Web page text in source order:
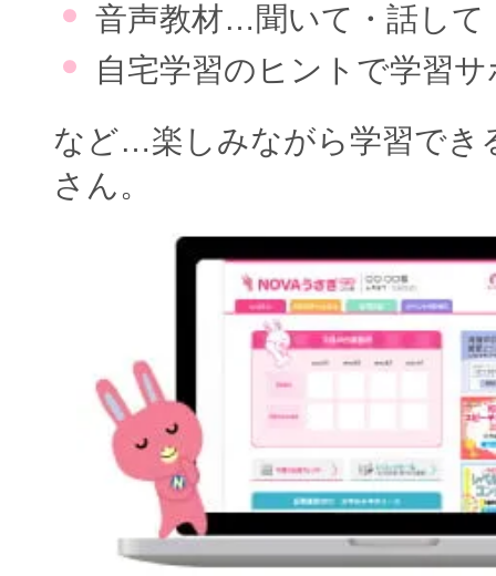
音声教材…聞いて・話して
自宅学習のヒントで学習
など…楽しみながら学習でき
さん。